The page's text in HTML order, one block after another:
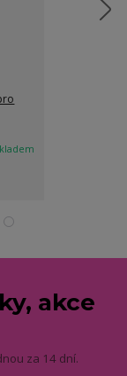
akce
za 14 dní.